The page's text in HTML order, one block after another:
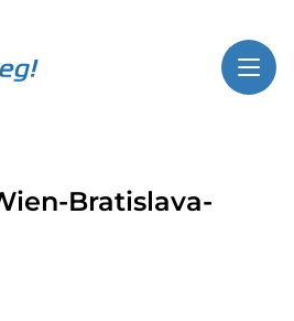
Bratislava-